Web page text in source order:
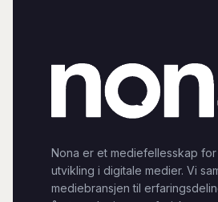
Nona er et mediefellesskap
utvikling i digitale medier. Vi
mediebransjen til